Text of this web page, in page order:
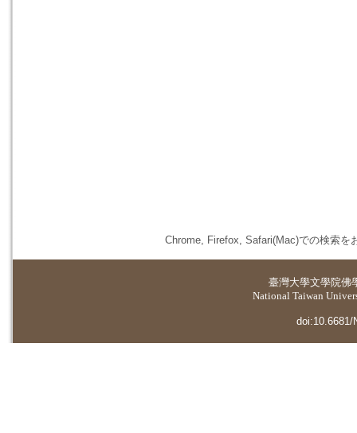
Chrome, Firefox, Safari(Mac)での検索を
臺灣大學文學院佛
National Taiwan
doi:10.6681/